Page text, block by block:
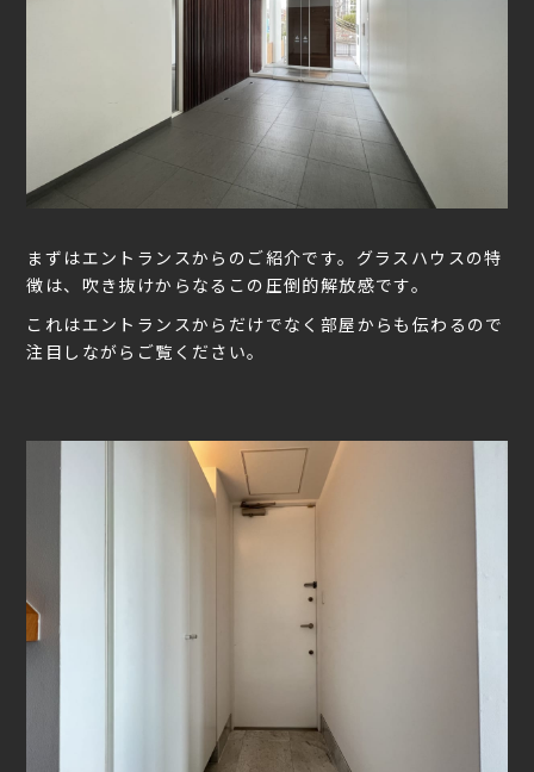
まずはエントランスからのご紹介です。グラスハウスの特
徴は、吹き抜けからなるこの圧倒的解放感です。
これはエントランスからだけでなく部屋からも伝わるので
注目しながらご覧ください。